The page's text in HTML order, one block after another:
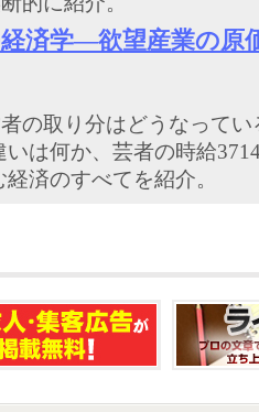
済学―欲望産業の原
の取り分はどうなって
は何か、芸者の時給
済のすべてを紹介。